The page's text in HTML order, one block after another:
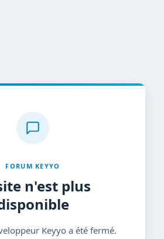
FORUM KEYYO
n'est plus
Keyyo a été fermé.